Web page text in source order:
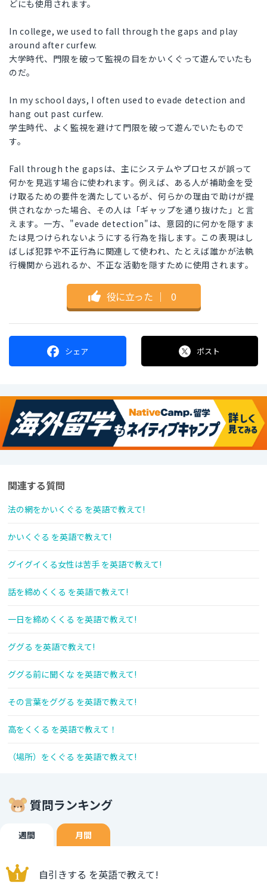
どにも使用されます。
In college, we used to fall through the gaps and play
around after curfew.
大学時代、門限を破って監視の目をかいくぐって遊んでいたも
のだ。
In my school days, I often used to evade detection and
hang out past curfew.
学生時代、よく監視を避けて門限を破って遊んでいたもので
す。
Fall through the gapsは、主にシステムやプロセスが誤って
何かを見逃す場合に使われます。例えば、ある人が補助金を受
け取るための要件を満たしているが、何らかの理由で助けが提
供されなかった場合、その人は「ギャップを通り抜けた」と言
えます。一方、"evade detection"は、意図的に何かを隠すま
たは見つけられないようにする行為を指します。この表現はし
ばしば犯罪や不正行為に関連して使われ、たとえば誰かが法執
行機関から逃れるか、不正な活動を隠すために使用されます。
役に立った ｜ 0
シェア ポスト
関連する質問
法の網をかいくぐる を英語で教えて!
かいくぐる を英語で教えて!
グイグイくる女性は苦手 を英語で教えて!
話を締めくくる を英語で教えて!
一日を締めくくる を英語で教えて!
ググる を英語で教えて!
ググる前に聞くな を英語で教えて!
その言葉をググる を英語で教えて!
高をくくる を英語で教えて！
（場所）をくぐる を英語で教えて!
質問ランキング
週間 月間
自引きする を英語で教えて!